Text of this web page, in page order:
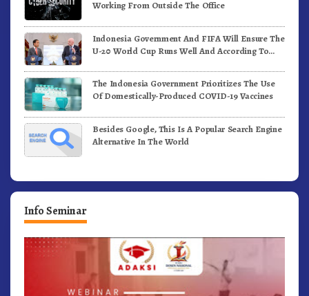
Working From Outside The Office
Indonesia Government And FIFA Will Ensure The
U-20 World Cup Runs Well And According To
The Indonesia Government Prioritizes The Use
Of Domestically-Produced COVID-19 Vaccines
Besides Google, This Is A Popular Search Engine
Alternative In The World
Info Seminar